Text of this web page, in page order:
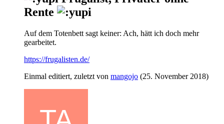
Rente
Auf dem Totenbett sagt keiner: Ach, hätt ich doch mehr
gearbeitet.
https://frugalisten.de/
Einmal editiert, zuletzt von mangojo (25. November 2018)